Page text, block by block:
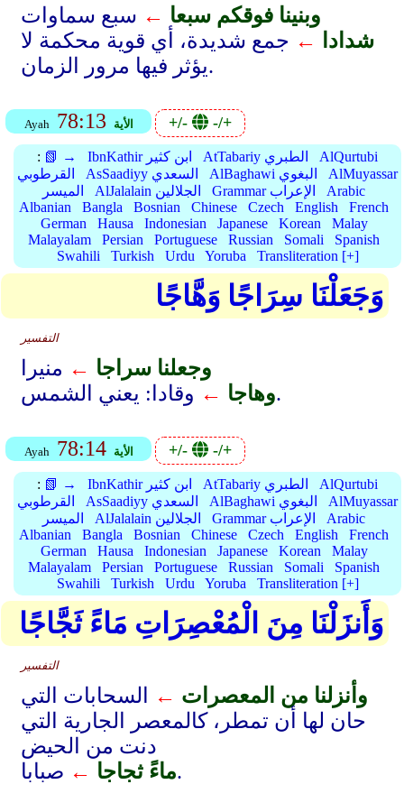
وبنينا فوقكم سبعا ← سبع سماوات
شدادا
← جمع شديدة، أي قوية محكمة لا
يؤثر فيها مرور الزمان.
Ayah 78:13 الأية +/- -/+
: 📗 → IbnKathir ابن كثير AtTabariy الطبري
AlQurtubi
القرطوبي
AsSaadiyy السعدي AlBaghawi البغوي
AlMuyassar
الميسر
AlJalalain الجلالين Grammar الإعراب
Arabic
Albanian
Bangla Bosnian Chinese Czech English
French
German
Hausa Indonesian Japanese Korean
Malay
Malayalam
Persian Portuguese Russian Somali
Spanish
Swahili
Turkish Urdu Yoruba Transliteration [+]
وَجَعَلْنَا سِرَاجًا وَهَّاجًا
التفسير
وجعلنا سراجا ← منيرا
وهاجا ← وقادا: يعني الشمس.
Ayah 78:14 الأية +/- -/+
: 📗 → IbnKathir ابن كثير AtTabariy الطبري
AlQurtubi
القرطوبي
AsSaadiyy السعدي AlBaghawi البغوي
AlMuyassar
الميسر
AlJalalain الجلالين Grammar الإعراب
Arabic
Albanian
Bangla Bosnian Chinese Czech English
French
German
Hausa Indonesian Japanese Korean
Malay
Malayalam
Persian Portuguese Russian Somali
Spanish
Swahili
Turkish Urdu Yoruba Transliteration [+]
وَأَنزَلْنَا مِنَ الْمُعْصِرَاتِ مَاءً ثَجَّاجًا
التفسير
وأنزلنا من المعصرات ←
السحابات التي
حان لها أن تمطر، كالمعصر الجارية التي
دنت من الحيض
ماءً ثجاجا ← صبابا.